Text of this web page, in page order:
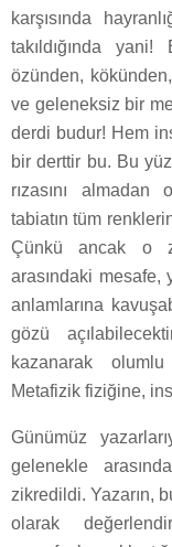
karşısında
takıldığında
özünden,
ve geleneksiz bir
derdi budur! Hem
bir derttir bu. Bu
rızasını
tabiatın tüm
Çünkü ancak o
arasındaki mesafe,
anlamlarına
gözü
kazanarak
Metafizik fiziğine,
Günümüz
gelenekle
zikredildi. Yazarın,
olarak